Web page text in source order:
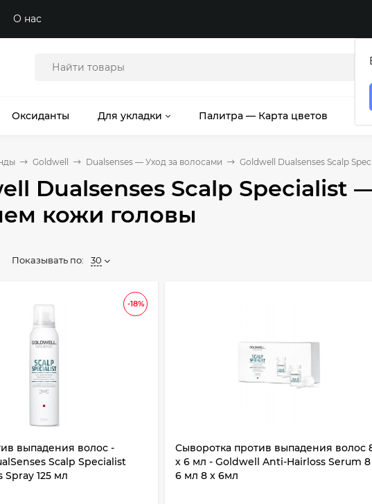
О нас
Оксиданты Для укладки Палитра — Карта цветов
Goldwell Dualsenses — Уход за волосами Goldwell Dualsenses Scalp
Dualsenses Scalp
кожи головы
Показывать по: 30
-18%
выпадения волос -
Scalp Specialist
Spray 125 мл
Cыворотка против выпадения волос
х 6 мл - Goldwell Anti-Hairloss Serum 8
6 мл 8 х 6мл